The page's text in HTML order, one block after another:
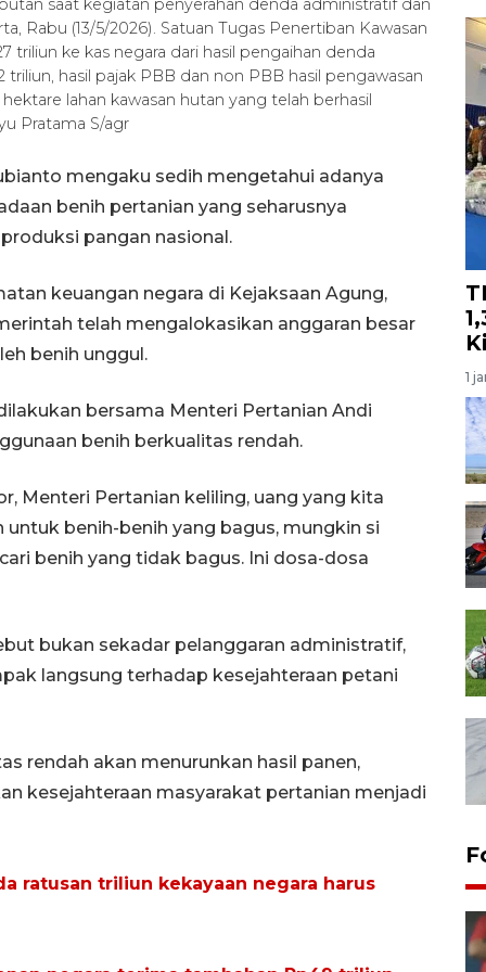
saat kegiatan penyerahan denda administratif dan
Rabu (13/5/2026). Satuan Tugas Penertiban Kawasan
triliun ke kas negara dari hasil pengaihan denda
hasil pajak PBB dan non PBB hasil pengawasan
lahan kawasan hutan yang telah berhasil
Pratama S/agr
mengaku sedih mengetahui adanya
benih pertanian yang seharusnya
pangan nasional.
keuangan negara di Kejaksaan Agung,
telah mengalokasikan anggaran besar
benih unggul.
bersama Menteri Pertanian Andi
benih berkualitas rendah.
Menteri Pertanian keliling, uang yang kita
benih-benih yang bagus, mungkin si
benih yang tidak bagus. Ini dosa-dosa
bukan sekadar pelanggaran administratif,
langsung terhadap kesejahteraan petani
rendah akan menurunkan hasil panen,
kesejahteraan masyarakat pertanian menjadi
ratusan triliun kekayaan negara harus
1